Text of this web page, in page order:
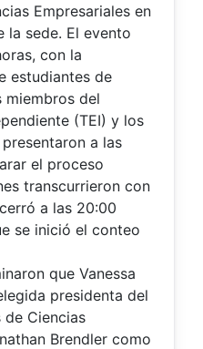
Empresariales en
sede. El evento
con la
estudiantes de
miembros del
(TEI) y los
a las
el proceso
transcurrieron con
a las 20:00
se inició el conteo
que Vanessa
presidenta del
de Ciencias
Brendler como